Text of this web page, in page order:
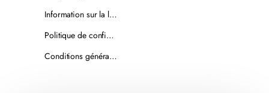
Information sur la livraison
Politique de confidentialité
Conditions générales de vente